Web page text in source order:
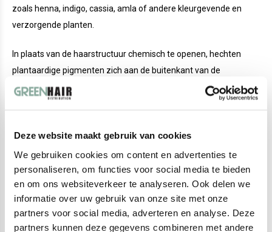
Deze website maakt gebruik van cookies
We gebruiken cookies om content en advertenties te
personaliseren, om functies voor social media te bieden
en om ons websiteverkeer te analyseren. Ook delen we
informatie over uw gebruik van onze site met onze
partners voor social media, adverteren en analyse. Deze
partners kunnen deze gegevens combineren met andere
zoals henna, indigo, cassia, amla of andere kleurgevende en
verzorgende planten.
In plaats van de haarstructuur chemisch te openen, hechten
plantaardige pigmenten zich aan de buitenkant van de
haarvezel. De kleur werkt samen met de natuurlijke ondergrond
van het haar. Daardoor ontstaat een uniek, levendig en natuurlijk
werkt zonder oxidatieproces
bevat geen PPD, PTD of TDS
kleurt op basis van plantenpigmenten
legt een kleurlaag om de haarvezel